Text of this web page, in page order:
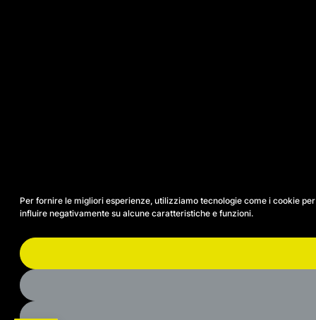
Per fornire le migliori esperienze, utilizziamo tecnologie come i cookie
influire negativamente su alcune caratteristiche e funzioni.